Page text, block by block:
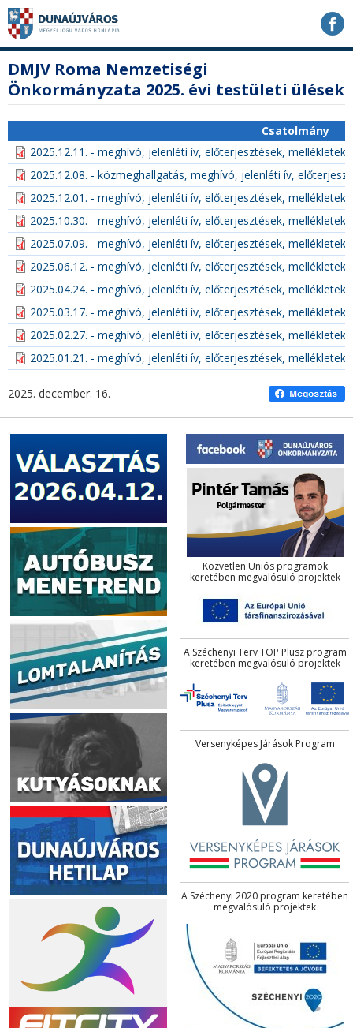
Ugrás
tartalomhoz
Ugrás
navigációhoz
Ugrás
kereséshez
a
honlapon
tartalom
DMJV Roma Nemzetiségi
Önkormányzata 2025. évi testületi ülések
Csatolmány
2025.12.11. - meghívó, jelenléti ív, előterjesztések,
2025.12.08. - közmeghallgatás, meghívó, jelenléti ív,
2025.12.01. - meghívó, jelenléti ív, előterjesztések,
2025.10.30. - meghívó, jelenléti ív, előterjesztések,
2025.07.09. - meghívó, jelenléti ív, előterjesztések,
2025.06.12. - meghívó, jelenléti ív, előterjesztések,
2025.04.24. - meghívó, jelenléti ív, előterjesztések,
2025.03.17. - meghívó, jelenléti ív, előterjesztések,
2025.02.27. - meghívó, jelenléti ív, előterjesztések,
2025.01.21. - meghívó, jelenléti ív, előterjesztések,
2025. december. 16.
Közvetlen Uniós programok
keretében megvalósuló projektek
A Széchenyi Terv TOP Plusz program
keretében megvalósuló projektek
Versenyképes Járások Program
A Széchenyi 2020 program keretében
megvalósuló projektek